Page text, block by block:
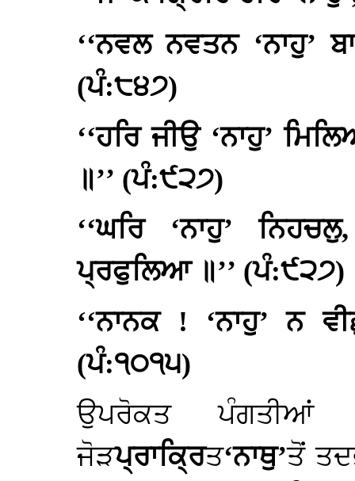
‘‘ਨਵਲ ਨਵਤਨ ‘ਨਾਹੁ’
(ਪੰ:੮੪੭)
‘‘ਹਰਿ ਜੀਉ ‘ਨਾਹੁ’
॥’’ (ਪੰ:੯੨੭)
‘‘ਘਰਿ ‘ਨਾਹੁ’
ਪ੍ਰਫੁਲਿਆ ॥’’ (ਪੰ:੯੨੭)
‘‘ਨਾਨਕ ! ‘ਨਾਹੁ’ ਨ
(ਪੰ:੧੦੧੫)
ਉਪਰੋਕਤ
ਜੋੜਪ੍ਰਾਕ੍ਰਿਤ‘ਨਾਥੁ’ਤੋਂ